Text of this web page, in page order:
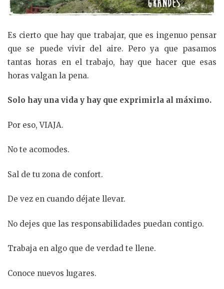
Es cierto que hay que trabajar, que es ingenuo pensar
que se puede vivir del aire. Pero ya que pasamos
tantas horas en el trabajo, hay que hacer que esas
horas valgan la pena.
Solo hay una vida y hay que exprimirla al máximo.
Por eso, VIAJA.
No te acomodes.
Sal de tu zona de confort.
De vez en cuando déjate llevar.
No dejes que las responsabilidades puedan contigo.
Trabaja en algo que de verdad te llene.
Conoce nuevos lugares.